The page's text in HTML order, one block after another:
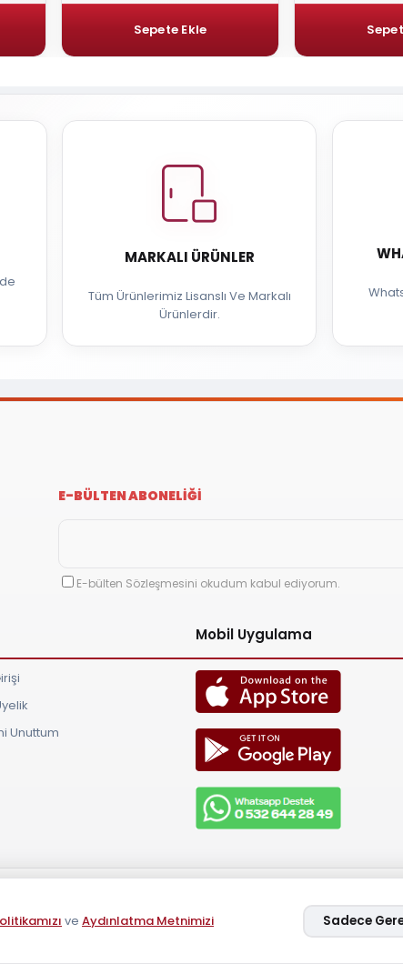
MARKALI ÜRÜNLER
Tüm Ürünlerimiz Lisanslı Ve Markalı
Ürünlerdir.
E-BÜLTEN ABONELİĞİ
E-bülten Sözleşmesini okudum kabul ediyorum.
Unuttum
Mobil Uygulama
ve Aydınlatma Metnimizi
Sadece